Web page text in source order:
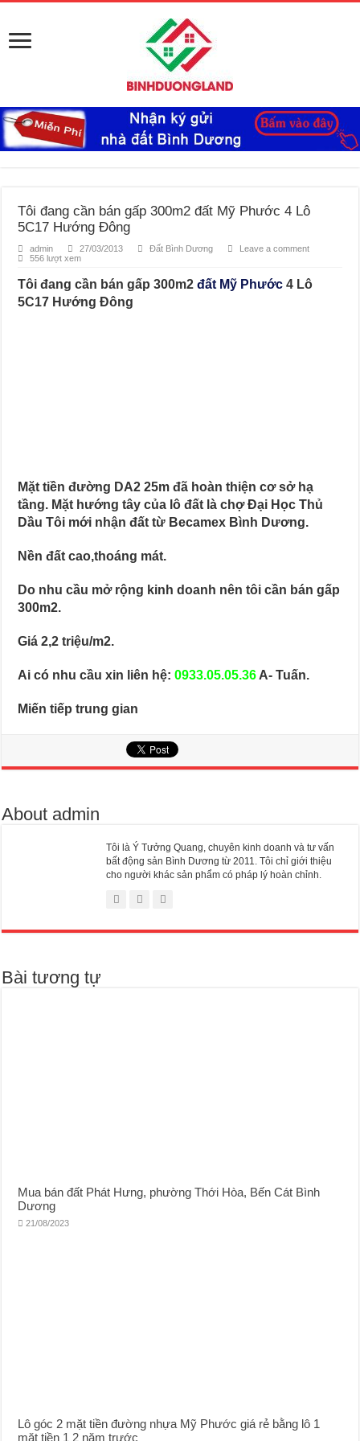
Tôi đang cần bán gấp 300m2 đất Mỹ Phước 4 Lô
5C17 Hướng Đông
admin 27/03/2013 Đất Bình Dương
Leave a comment
556 lượt xem
Tôi đang cần bán gấp 300m2đất Mỹ Phước 4 Lô
5C17 Hướng Đông
Mặt tiền đường DA2 25m đã hoàn thiện cơ sở hạ
tầng. Mặt hướng tây của lô đất là chợ Đại Học Thủ
Dầu Tôi mới nhận đất từ Becamex Bình Dương.
Nền đất cao,thoáng mát.
Do nhu cầu mở rộng kinh doanh nên tôi cần bán gấp
300m2.
Giá 2,2 triệu/m2.
Ai có nhu cầu xin liên hệ:0933.05.05.36 A- Tuấn.
Miến tiếp trung gian
About admin
Tôi là Ý Tưởng Quang, chuyên kinh doanh và tư vấn
bất động sản Bình Dương từ 2011. Tôi chỉ giới thiệu
cho người khác sản phẩm có pháp lý hoàn chỉnh.
Bài tương tự
Mua bán đất Phát Hưng, phường Thới Hòa, Bến Cát Bình
Dương
21/08/2023
Lô góc 2 mặt tiền đường nhựa Mỹ Phước giá rẻ bằng lô 1
mặt tiền 1 2 năm trước